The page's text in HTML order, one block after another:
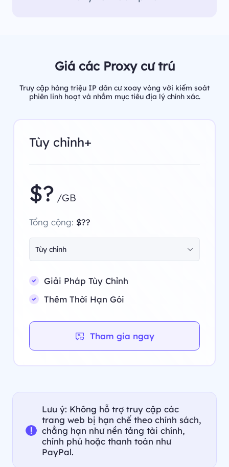
Giá các Proxy cư trú
Truy cập hàng triệu IP dân cư xoay vòng với kiểm soát
phiên linh hoạt và nhắm mục tiêu địa lý chính xác.
Tùy chỉnh+
$? /GB
Tổng cộng: $??
Tùy chỉnh
Giải Pháp Tùy Chỉnh
Thêm Thời Hạn Gói
Tham gia ngay
Lưu ý: Không hỗ trợ truy cập các
trang web bị hạn chế theo chính sách,
chẳng hạn như nền tảng tài chính,
chính phủ hoặc thanh toán như
PayPal.